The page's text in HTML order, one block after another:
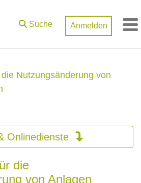
Suche Anmelden
Nutzungsänderung von
Onlinedienste
die
von Anlagen